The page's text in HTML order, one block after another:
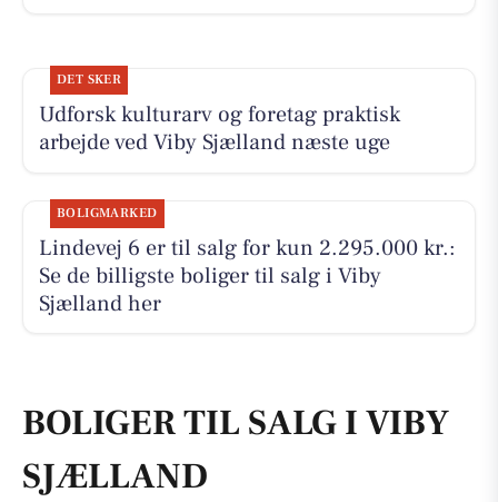
DET SKER
Udforsk kulturarv og foretag praktisk
arbejde ved Viby Sjælland næste uge
BOLIGMARKED
Lindevej 6 er til salg for kun 2.295.000 kr.:
Se de billigste boliger til salg i Viby
Sjælland her
BOLIGER TIL SALG I VIBY
SJÆLLAND